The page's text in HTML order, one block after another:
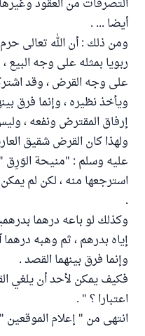
التصرفات من العقود
أيضا ... .
ومن ذلك : أن الله تعالى
ربويا بمثله على وجه البيع
على وجه القرض ، وقد
ويأخذ نظيره ، وإنما فرق
إرفاق المقترض ونفعه ،
ولهذا كان القرض شقيق
عليه وسلم : "منيحة الوَرِق "
استرجعها منه ، لكن لم
.
وكذلك لو باعه درهما
إياه بدرهم ، ثم وهبه
وإنما فرق بينهما القصد .
فكيف يمكن لأحد أن يلغي
اعتبارا ؟ " .
انتهى من " إعلام الموقعين " (3/